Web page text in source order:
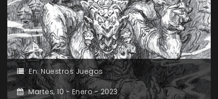
En:Nuestros Juegos
Martes,10 - Enero -2023